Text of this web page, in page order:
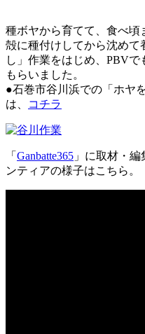
種ボヤから育てて、食べ頃
殻に種付けしてから沈めて
し」作業をはじめ、PBV
もらいました。
●石巻市谷川浜での「ホヤ
は、
コチラ
「 Ganbatte365 」に取材・
ンティアの様子はこちら。